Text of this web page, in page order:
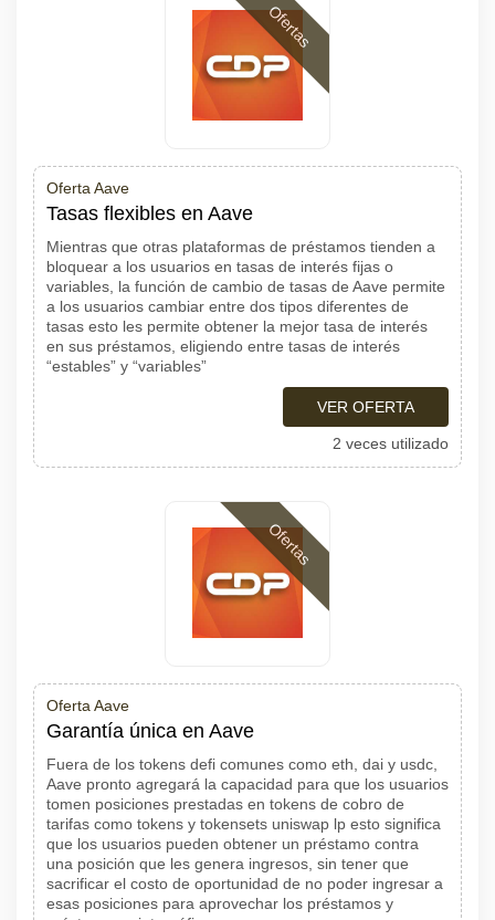
Ofertas
Oferta Aave
Tasas flexibles en Aave
Mientras que otras plataformas de préstamos tienden a
bloquear a los usuarios en tasas de interés fijas o
variables, la función de cambio de tasas de Aave permite
a los usuarios cambiar entre dos tipos diferentes de
tasas esto les permite obtener la mejor tasa de interés
en sus préstamos, eligiendo entre tasas de interés
“estables” y “variables”
VER OFERTA
2 veces utilizado
Ofertas
Oferta Aave
Garantía única en Aave
Fuera de los tokens defi comunes como eth, dai y usdc,
Aave pronto agregará la capacidad para que los usuarios
tomen posiciones prestadas en tokens de cobro de
tarifas como tokens y tokensets uniswap lp esto significa
que los usuarios pueden obtener un préstamo contra
una posición que les genera ingresos, sin tener que
sacrificar el costo de oportunidad de no poder ingresar a
esas posiciones para aprovechar los préstamos y